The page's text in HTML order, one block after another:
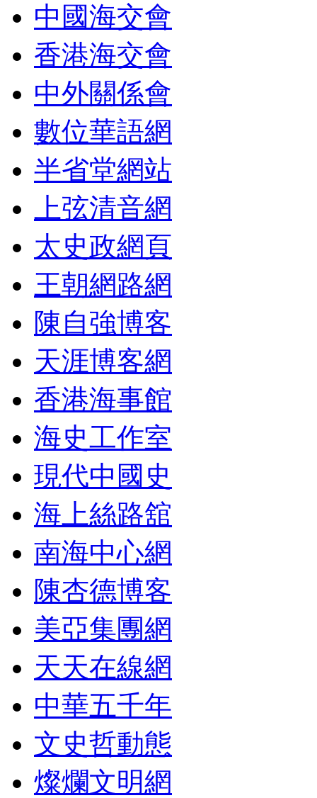
中國海交會
香港海交會
中外關係會
數位華語網
半省堂網站
上弦清音網
太史政網頁
王朝網路網
陳自強博客
天涯博客網
香港海事館
海史工作室
現代中國史
海上絲路舘
南海中心網
陳杏德博客
美亞集團網
天天在線網
中華五千年
文史哲動態
燦爛文明網